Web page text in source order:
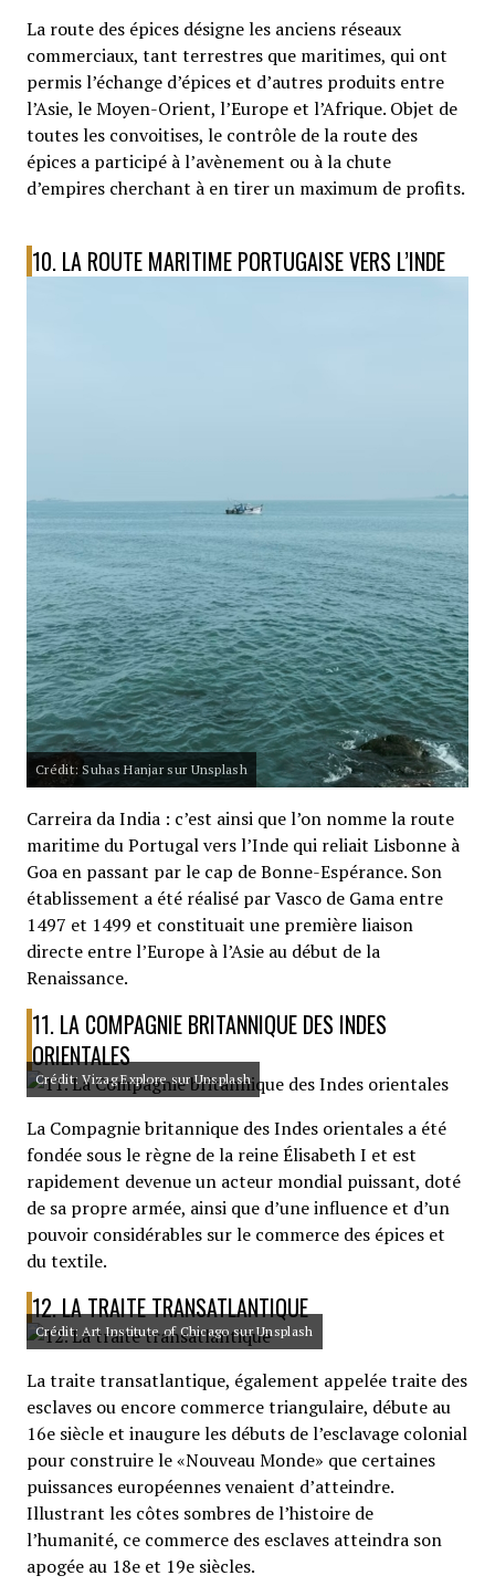
La route des épices désigne les anciens réseaux
commerciaux, tant terrestres que maritimes, qui ont
permis l’échange d’épices et d’autres produits entre
l’Asie, le Moyen-Orient, l’Europe et l’Afrique. Objet de
toutes les convoitises, le contrôle de la route des
épices a participé à l’avènement ou à la chute
d’empires cherchant à en tirer un maximum de profits.
10. LA ROUTE MARITIME PORTUGAISE VERS L’INDE
Crédit: Suhas Hanjar sur Unsplash
Carreira da India : c’est ainsi que l’on nomme la route
maritime du Portugal vers l’Inde qui reliait Lisbonne à
Goa en passant par le cap de Bonne-Espérance. Son
établissement a été réalisé par Vasco de Gama entre
1497 et 1499 et constituait une première liaison
directe entre l’Europe à l’Asie au début de la
Renaissance.
11. LA COMPAGNIE BRITANNIQUE DES INDES
ORIENTALES
Crédit: Vizag Explore sur Unsplash
La Compagnie britannique des Indes orientales a été
fondée sous le règne de la reine Élisabeth I et est
rapidement devenue un acteur mondial puissant, doté
de sa propre armée, ainsi que d’une influence et d’un
pouvoir considérables sur le commerce des épices et
du textile.
12. LA TRAITE TRANSATLANTIQUE
Crédit: Art Institute of Chicago sur Unsplash
La traite transatlantique, également appelée traite des
esclaves ou encore commerce triangulaire, débute au
16e siècle et inaugure les débuts de l’esclavage colonial
pour construire le «Nouveau Monde» que certaines
puissances européennes venaient d’atteindre.
Illustrant les côtes sombres de l’histoire de
l’humanité, ce commerce des esclaves atteindra son
apogée au 18e et 19e siècles.